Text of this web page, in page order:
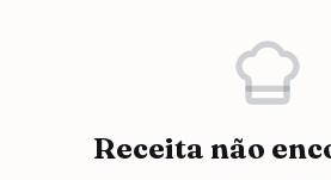
Receita não